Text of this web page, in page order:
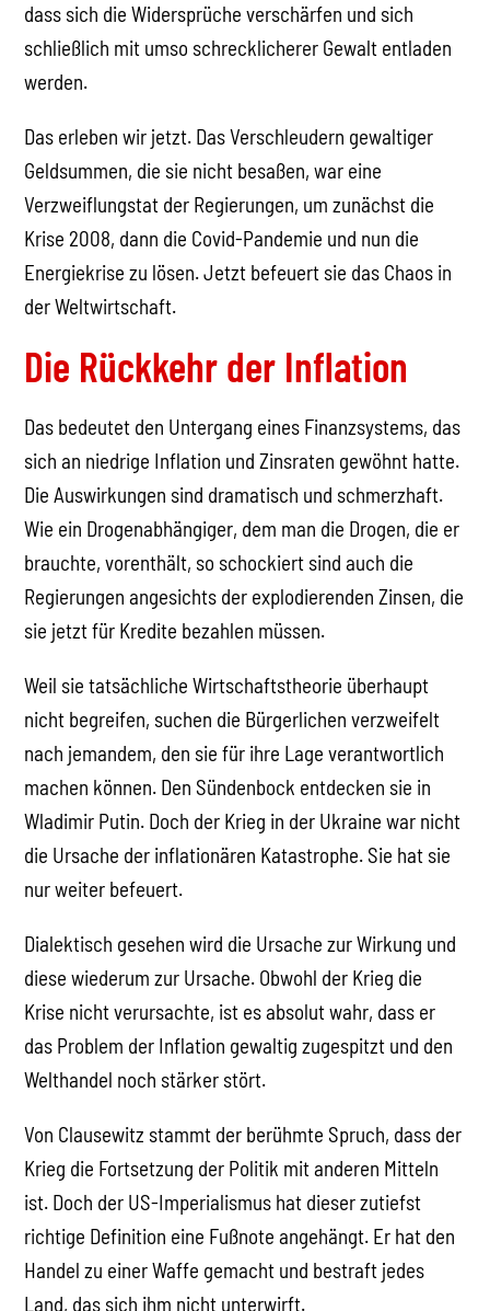
dass sich die Widersprüche verschärfen und sich
schließlich mit umso schrecklicherer Gewalt entladen
werden.
Das erleben wir jetzt. Das Verschleudern gewaltiger
Geldsummen, die sie nicht besaßen, war eine
Verzweiflungstat der Regierungen, um zunächst die
Krise 2008, dann die Covid-Pandemie und nun die
Energiekrise zu lösen. Jetzt befeuert sie das Chaos in
der Weltwirtschaft.
Die Rückkehr der Inflation
Das bedeutet den Untergang eines Finanzsystems, das
sich an niedrige Inflation und Zinsraten gewöhnt hatte.
Die Auswirkungen sind dramatisch und schmerzhaft.
Wie ein Drogenabhängiger, dem man die Drogen, die er
brauchte, vorenthält, so schockiert sind auch die
Regierungen angesichts der explodierenden Zinsen, die
sie jetzt für Kredite bezahlen müssen.
Weil sie tatsächliche Wirtschaftstheorie überhaupt
nicht begreifen, suchen die Bürgerlichen verzweifelt
nach jemandem, den sie für ihre Lage verantwortlich
machen können. Den Sündenbock entdecken sie in
Wladimir Putin. Doch der Krieg in der Ukraine war nicht
die Ursache der inflationären Katastrophe. Sie hat sie
nur weiter befeuert.
Dialektisch gesehen wird die Ursache zur Wirkung und
diese wiederum zur Ursache. Obwohl der Krieg die
Krise nicht verursachte, ist es absolut wahr, dass er
das Problem der Inflation gewaltig zugespitzt und den
Welthandel noch stärker stört.
Von Clausewitz stammt der berühmte Spruch, dass der
Krieg die Fortsetzung der Politik mit anderen Mitteln
ist. Doch der US-Imperialismus hat dieser zutiefst
richtige Definition eine Fußnote angehängt. Er hat den
Handel zu einer Waffe gemacht und bestraft jedes
Land, das sich ihm nicht unterwirft.